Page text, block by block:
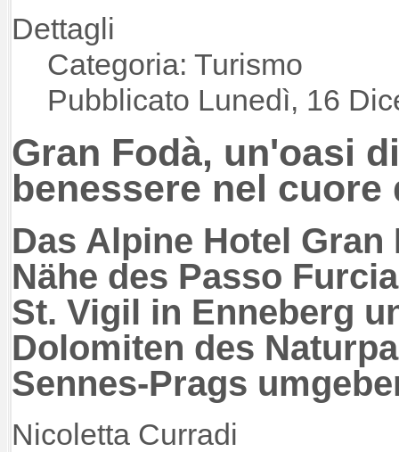
Dettagli
Categoria: Turismo
Pubblicato Lunedì, 16
Gran Fodà, un'oasi
benessere nel
Das Alpine Hotel
Nähe des Passo
St. Vigil in Enneberg
Dolomiten des
Sennes-Prags
Nicoletta Curradi